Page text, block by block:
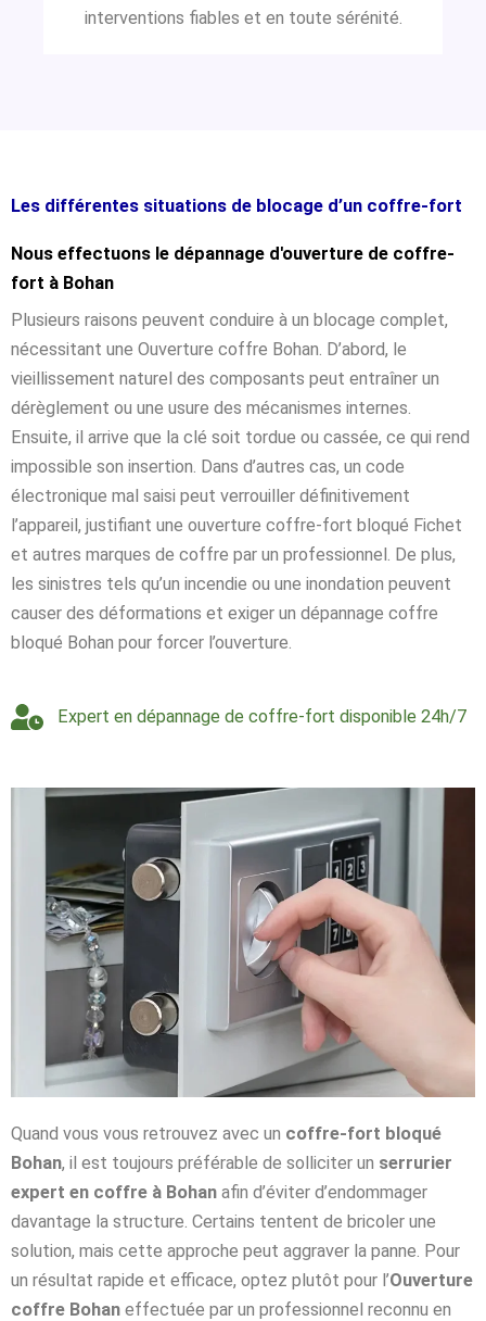
interventions fiables et en toute sérénité.
Les différentes situations de blocage d’un coffre-fort
Nous effectuons le dépannage d'ouverture de coffre-
fort à Bohan
Plusieurs raisons peuvent conduire à un blocage complet,
nécessitant une Ouverture coffre Bohan. D’abord, le
vieillissement naturel des composants peut entraîner un
dérèglement ou une usure des mécanismes internes.
Ensuite, il arrive que la clé soit tordue ou cassée, ce qui rend
impossible son insertion. Dans d’autres cas, un code
électronique mal saisi peut verrouiller définitivement
l’appareil, justifiant une ouverture coffre-fort bloqué Fichet
et autres marques de coffre par un professionnel. De plus,
les sinistres tels qu’un incendie ou une inondation peuvent
causer des déformations et exiger un dépannage coffre
bloqué Bohan pour forcer l’ouverture.
Expert en dépannage de coffre-fort disponible 24h/7
Quand vous vous retrouvez avec un coffre-fort bloqué
Bohan, il est toujours préférable de solliciter un serrurier
expert en coffre à Bohan afin d’éviter d’endommager
davantage la structure. Certains tentent de bricoler une
solution, mais cette approche peut aggraver la panne. Pour
un résultat rapide et efficace, optez plutôt pour l’Ouverture
coffre Bohan effectuée par un professionnel reconnu en